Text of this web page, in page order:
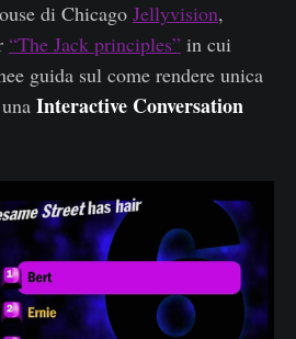
di Chicago Jellyvision,
“The Jack principles” in cui
guida sul come rendere unica
Interactive Conversation